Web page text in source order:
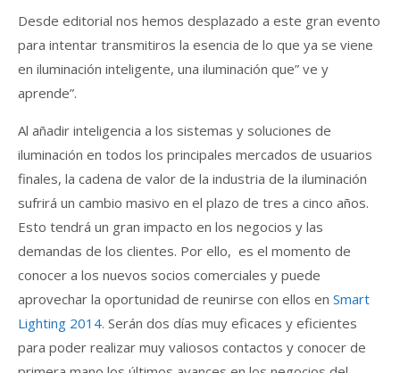
Desde editorial nos hemos desplazado a este gran evento
para intentar transmitiros la esencia de lo que ya se viene
en iluminación inteligente, una iluminación que” ve y
aprende”.
Al añadir inteligencia a los sistemas y soluciones de
iluminación en todos los principales mercados de usuarios
finales, la cadena de valor de la industria de la iluminación
sufrirá un cambio masivo en el plazo de tres a cinco años.
Esto tendrá un gran impacto en los negocios y las
demandas de los clientes. Por ello, es el momento de
conocer a los nuevos socios comerciales y puede
aprovechar la oportunidad de reunirse con ellos en Smart
Lighting 2014. Serán dos días muy eficaces y eficientes
para poder realizar muy valiosos contactos y conocer de